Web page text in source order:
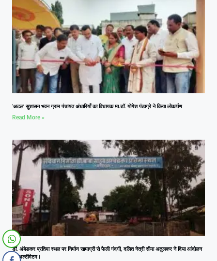
‘अटल’ सुशासन भवन ग्राम पंचायत अंधारियाँ का विधायक मा.डॉ. योगेश पंडाग्रे ने किया लोकार्पण
Read More »
डॉ. अंबेडकर प्रतिमा स्थल पर निर्माण सामाग्री से फैली गंदगी, दलित नेत्री सीमा अतुलकर ने दिया आंदोलन
का अल्टीमेटम।